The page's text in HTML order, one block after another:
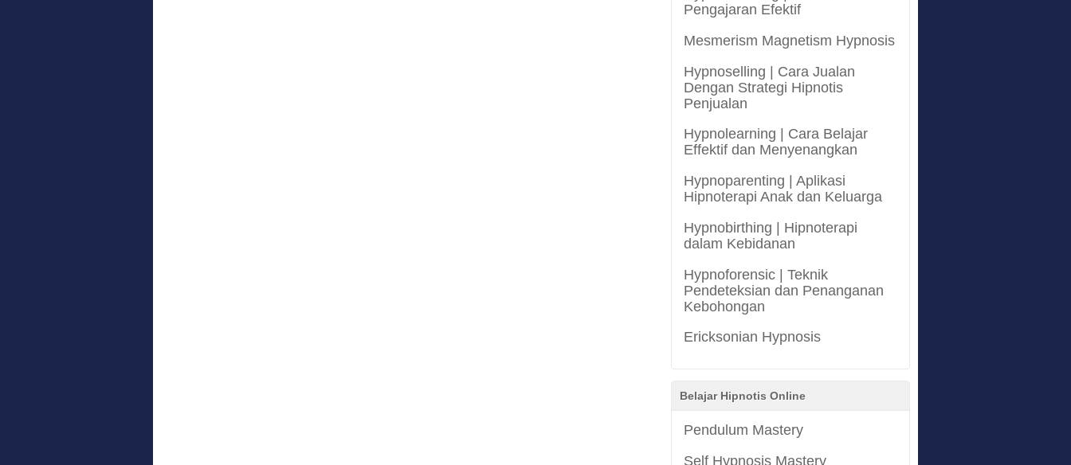
Pengajaran Efektif
Mesmerism Magnetism Hypnosis
Hypnoselling | Cara Jualan
Dengan Strategi Hipnotis
Penjualan
Hypnolearning | Cara Belajar
Effektif dan Menyenangkan
Hypnoparenting | Aplikasi
Hipnoterapi Anak dan Keluarga
Hypnobirthing | Hipnoterapi
dalam Kebidanan
Hypnoforensic | Teknik
Pendeteksian dan Penanganan
Kebohongan
Ericksonian Hypnosis
Belajar Hipnotis Online
Pendulum Mastery
Self Hypnosis Mastery